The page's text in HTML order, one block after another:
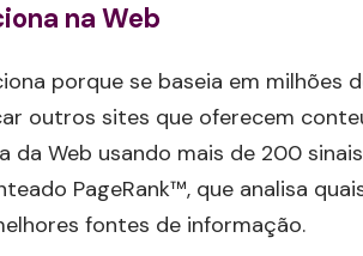
na Web
porque se baseia em milhões
outros sites que oferecem
da Web usando mais de 200
PageRank™, que analisa
fontes de informação.